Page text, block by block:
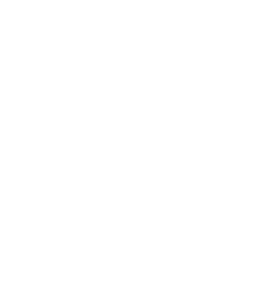
«No es casualidad,
dos veces, lo estoy
Manuel Escribano
llevó el premio a la
Manuel Jesús Ruiz